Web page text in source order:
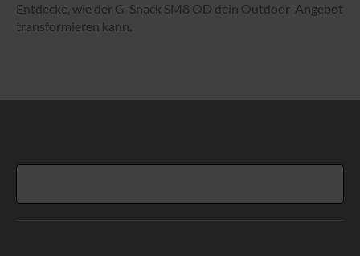
Entdecke, wie der G-Snack SM8 OD dein Outdoor-Angebot
transformieren kann.